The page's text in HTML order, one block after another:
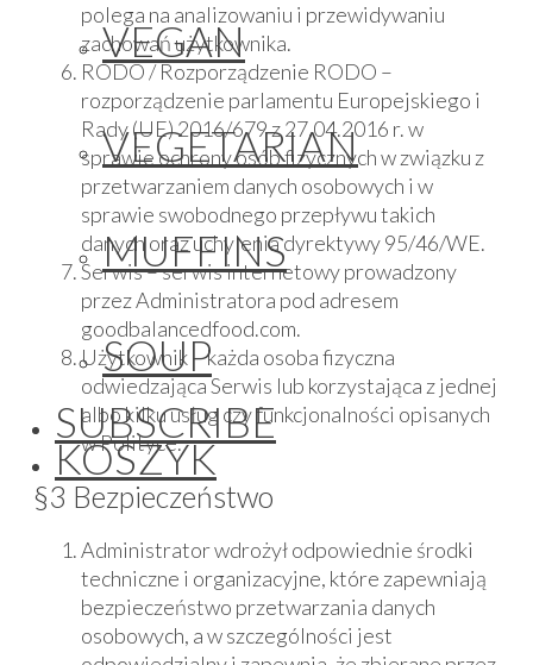
VEGAN
VEGETARIAN
MUFFINS
SOUP
SUBSCRIBE
KOSZYK
polega na analizowaniu i przewidywaniu
zachowań użytkownika.
RODO / Rozporządzenie RODO –
rozporządzenie parlamentu Europejskiego i
Rady (UE) 2016/679 z 27.04.2016 r. w
sprawie ochrony osób fizycznych w związku z
przetwarzaniem danych osobowych i w
sprawie swobodnego przepływu takich
danych oraz uchylenia dyrektywy 95/46/WE.
Serwis – serwis internetowy prowadzony
przez Administratora pod adresem
goodbalancedfood.com.
Użytkownik – każda osoba fizyczna
odwiedzająca Serwis lub korzystająca z jednej
albo kilku usług czy funkcjonalności opisanych
w Polityce.
§3 Bezpieczeństwo
Administrator wdrożył odpowiednie środki
techniczne i organizacyjne, które zapewniają
bezpieczeństwo przetwarzania danych
osobowych, a w szczególności jest